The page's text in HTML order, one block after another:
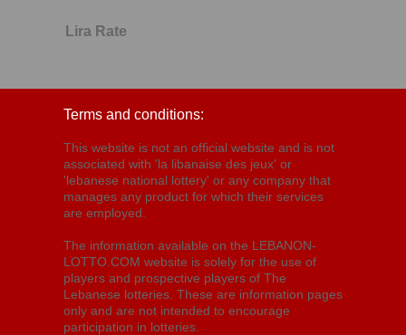
Lira Rate
Terms and conditions:
This website is not an official website and is not
associated with 'la libanaise des jeux' or
'lebanese national lottery' or any company that
manages any product for which their services
are employed.
The information available on the LEBANON-
LOTTO.COM website is solely for the use of
players and prospective players of The
Lebanese lotteries. These are information pages
only and are not intended to encourage
participation in lotteries.